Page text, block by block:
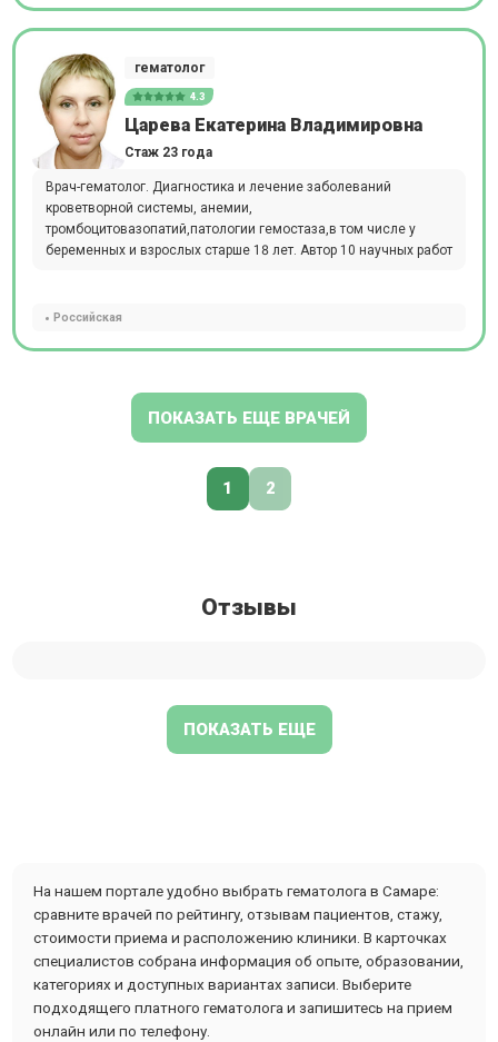
гематолог
4.3
Царева Екатерина Владимировна
Стаж 23 года
Врач-гематолог. Диагностика и лечение заболеваний
кроветворной системы, анемии,
тромбоцитовазопатий,патологии гемостаза,в том числе у
беременных и взрослых старше 18 лет. Автор 10 научных работ
Российская
ПОКАЗАТЬ ЕЩЕ ВРАЧЕЙ
1 2
Отзывы
ПОКАЗАТЬ ЕЩЕ
На нашем портале удобно выбрать гематолога в Самаре:
сравните врачей по рейтингу, отзывам пациентов, стажу,
стоимости приема и расположению клиники. В карточках
специалистов собрана информация об опыте, образовании,
категориях и доступных вариантах записи. Выберите
подходящего платного гематолога и запишитесь на прием
онлайн или по телефону.